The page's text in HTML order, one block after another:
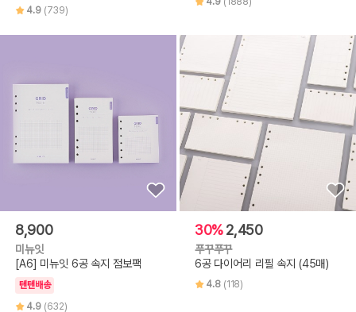
4.9 (739)
8,900
미뉴잇
[A6] 미뉴잇 6공 속지 점보팩
텐텐배송
4.9 (632)
30%2,450
푸꾸푸꾸
6공 다이어리 리필 속지 (45매)
4.8 (118)